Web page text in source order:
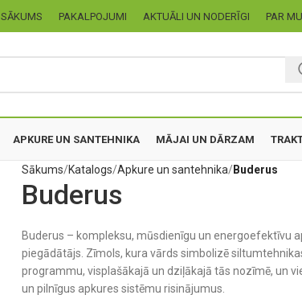
SĀKUMS PAKALPOJUMI AKTUĀLI UN NODERĪGI PAR
APKURE UN SANTEHNIKA MĀJAI UN DĀRZAM
Sākums Katalogs Apkure un santehnika Buderus
Buderus
Buderus – kompleksu, mūsdienīgu un energoefektīvu
piegādātājs. Zīmols, kura vārds simbolizē
programmu, visplašākajā un dziļākajā tās nozīmē, un
un pilnīgus apkures sistēmu risinājumus.